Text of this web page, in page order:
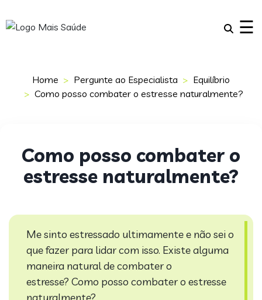
☰
Home Pergunte ao Especialista
Equilíbrio
Como posso combater o estresse naturalmente?
Como posso combater o
estresse naturalmente?
Me sinto estressado ultimamente e não sei o
que fazer para lidar com isso. Existe alguma
maneira natural de combater o
estresse? Como posso combater o estresse